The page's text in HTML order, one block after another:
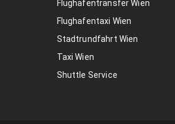
Flughafentransfer Wien
Flughafentaxi Wien
Stadtrundfahrt Wien
Taxi Wien
Shuttle Service